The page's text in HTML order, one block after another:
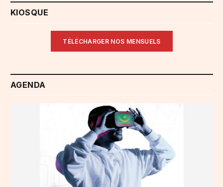
KIOSQUE
TÉLÉCHARGER NOS MENSUELS
AGENDA